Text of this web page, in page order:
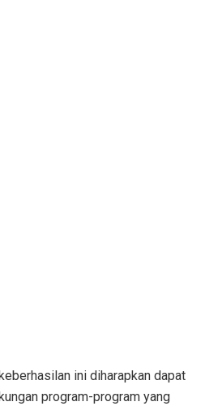
ini diharapkan dapat
program-program yang